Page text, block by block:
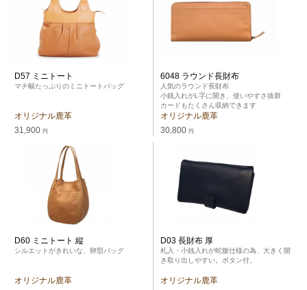
D57 ミニトート
マチ幅たっぷりのミニトートバッグ
オリジナル鹿革
31,900 円
6048 ラウンド長財布
人気のラウンド長財布
小銭入れがL字に開き、使いやすさ抜群
カードもたくさん収納できます
オリジナル鹿革
30,800 円
D60 ミニトート 縦
シルエットがきれいな、卵型バッグ
オリジナル鹿革
D03 長財布 厚
札入・小銭入れが蛇腹仕様の為、大きく開
き取り出しやすい。ボタン付。
オリジナル鹿革